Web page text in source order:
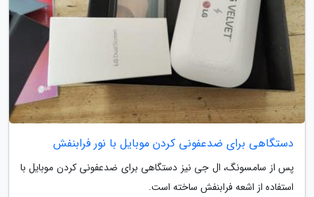
دستگاهی برای ضدعفونی کردن موبایل با نور فرابنفش
پس از سامسونگ، ال جی نیز دستگاهی برای ضدعفونی کردن موبایل با
استفاده از اشعه فرابنفش ساخته است.